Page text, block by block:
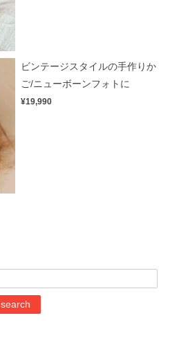
ビンテージスタイルの手作りか
ご/ニューボーンフォトに
¥19,990
search